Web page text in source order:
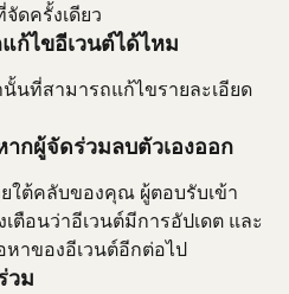
ดครั้งเดียว
ก้ไขอีเวนต์ได้ไหม
นที่สามารถแก้ไขรายละเอียด
กผู้จัดร่วมลบตัวเองออก
ใต้คลับของคุณ ผู้ตอบรับเข้า
ตือนว่าอีเวนต์มีการอัปเดต และ
าของอีเวนต์อีกต่อไป
วม